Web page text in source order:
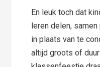
En leuk toch dat
leren delen,
in plaats van te
altijd groots of